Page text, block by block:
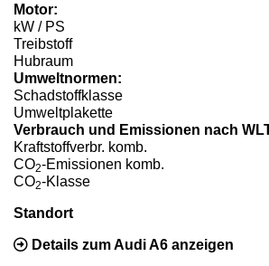
Motor:
kW / PS
Treibstoff
Hubraum
Umweltnormen:
Schadstoffklasse
Umweltplakette
Verbrauch und Emissionen nach
Kraftstoffverbr. komb.
CO2-Emissionen komb.
CO2-Klasse
Standort
Details zum Audi A6 anzeigen